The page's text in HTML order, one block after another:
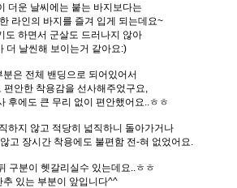
더운 날씨에는 붙는 바지보다는
라인의 바지를 즐겨 입게 되는데요~
도 하면서 군살도 드러나지 않아
더 날씬해 보이는거 같아요:)
분은 전체 밴딩으로 되어있어서
편안한 착용감을 선사해주었구요,
후에도 큰 무리 없이 편안했어요..ㅎㅎ
하지 않고 적당히 넓직하니 돌아가거나
고 장시간 착용에도 불편함 전-혀 없었어요.
구분이 헷갈리실수 있는데요..ㅎㅎ
추 있는 부분이 앞입니다^^